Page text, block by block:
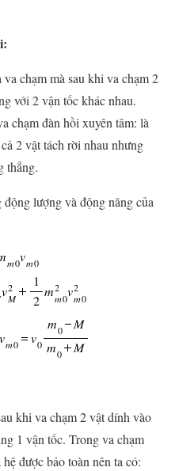
chạm mà sau khi va chạm 2
với 2 vận tốc khác nhau.
chạm đàn hồi xuyên tâm: là
2 vật tách rời nhau nhưng
thẳng.
lượng và động năng của
khi va chạm 2 vật dính vào
1 vận tốc. Trong va chạm
được bảo toàn nên ta có: